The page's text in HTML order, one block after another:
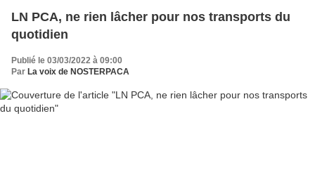
LN PCA, ne rien lâcher pour nos transports du
quotidien
Publié le 03/03/2022 à 09:00
Par La voix de NOSTERPACA